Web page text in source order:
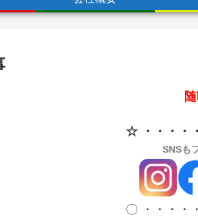
☆ ・・・・
SNSも
〇 ・・・・